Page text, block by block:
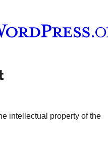
મુલાકાત લો
intellectual property of the